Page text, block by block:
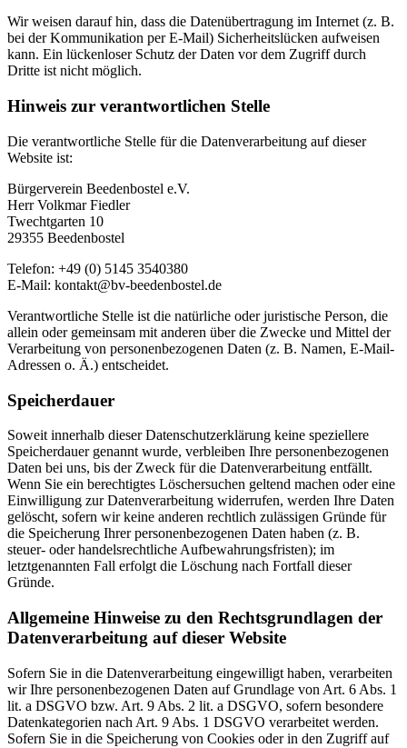
Wir weisen darauf hin, dass die Datenübertragung im Internet (z. B.
bei der Kommunikation per E-Mail) Sicherheitslücken aufweisen
kann. Ein lückenloser Schutz der Daten vor dem Zugriff durch
Dritte ist nicht möglich.
Hinweis zur verantwortlichen Stelle
Die verantwortliche Stelle für die Datenverarbeitung auf dieser
Website ist:
Bürgerverein Beedenbostel e.V.
Herr Volkmar Fiedler
Twechtgarten 10
29355 Beedenbostel
Telefon: +49 (0) 5145 3540380
E-Mail: kontakt@bv-beedenbostel.de
Verantwortliche Stelle ist die natürliche oder juristische Person, die
allein oder gemeinsam mit anderen über die Zwecke und Mittel der
Verarbeitung von personenbezogenen Daten (z. B. Namen, E-Mail-
Adressen o. Ä.) entscheidet.
Speicherdauer
Soweit innerhalb dieser Datenschutzerklärung keine speziellere
Speicherdauer genannt wurde, verbleiben Ihre personenbezogenen
Daten bei uns, bis der Zweck für die Datenverarbeitung entfällt.
Wenn Sie ein berechtigtes Löschersuchen geltend machen oder eine
Einwilligung zur Datenverarbeitung widerrufen, werden Ihre Daten
gelöscht, sofern wir keine anderen rechtlich zulässigen Gründe für
die Speicherung Ihrer personenbezogenen Daten haben (z. B.
steuer- oder handelsrechtliche Aufbewahrungsfristen); im
letztgenannten Fall erfolgt die Löschung nach Fortfall dieser
Gründe.
Allgemeine Hinweise zu den Rechtsgrundlagen der
Datenverarbeitung auf dieser Website
Sofern Sie in die Datenverarbeitung eingewilligt haben, verarbeiten
wir Ihre personenbezogenen Daten auf Grundlage von Art. 6 Abs. 1
lit. a DSGVO bzw. Art. 9 Abs. 2 lit. a DSGVO, sofern besondere
Datenkategorien nach Art. 9 Abs. 1 DSGVO verarbeitet werden.
Sofern Sie in die Speicherung von Cookies oder in den Zugriff auf